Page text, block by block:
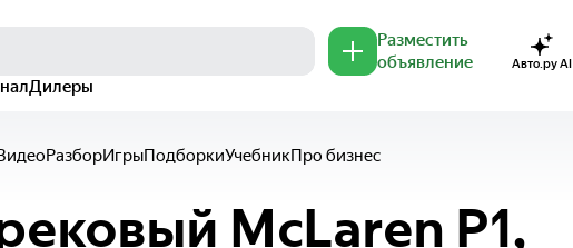
Разместить
объявление
Авто.ру AI
Дилеры
РазборИгрыПодборкиУчебникПро бизнес
McLaren P1,